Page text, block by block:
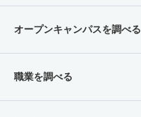
オープンキャンパスを調べる
職業を調べる